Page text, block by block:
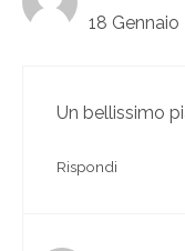
18 Gennaio
Un bellissimo
Rispondi